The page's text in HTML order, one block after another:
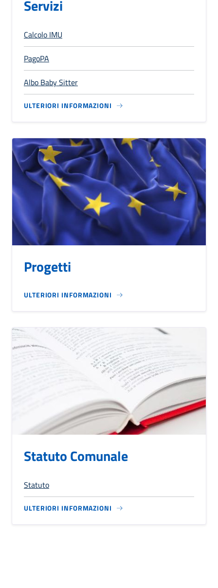
Servizi
Calcolo IMU
PagoPA
Albo Baby Sitter
ULTERIORI INFORMAZIONI
Progetti
ULTERIORI INFORMAZIONI
Statuto Comunale
Statuto
ULTERIORI INFORMAZIONI